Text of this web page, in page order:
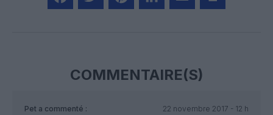
COMMENTAIRE(S)
Pet a commenté :
22 novembre 2017 - 12 h